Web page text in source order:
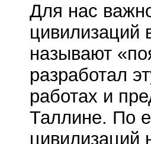
Для нас
цивилизаций
называют
разработал
работах и
Таллине. По
цивилизаций